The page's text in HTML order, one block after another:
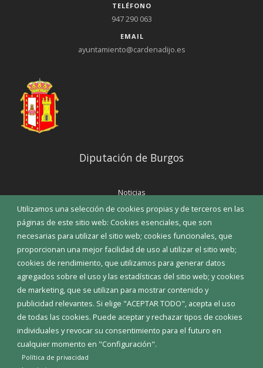
Utilizamos una selección de cookies propias y de terceros en las
páginas de este sitio web: Cookies esenciales, que son
necesarias para utilizar el sitio web; cookies funcionales, que
proporcionan una mejor facilidad de uso al utilizar el sitio web;
cookies de rendimiento, que utilizamos para generar datos
agregados sobre el uso y las estadísticas del sitio web; y cookies
de marketing, que se utilizan para mostrar contenido y
publicidad relevantes. Si elige "ACEPTAR TODO", acepta el uso
de todas las cookies. Puede aceptar y rechazar tipos de cookies
individuales y revocar su consentimiento para el futuro en
cualquier momento en "Configuración".
Política de privacidad
TELÉFONO
947 290 063
EMAIL
ayuntamiento@cardenadijo.es
Diputación de Burgos
Noticias
Eventos
Corporación Municipal
Teléfonos de interés
INICIAR SESIÓN
MAPA WEB